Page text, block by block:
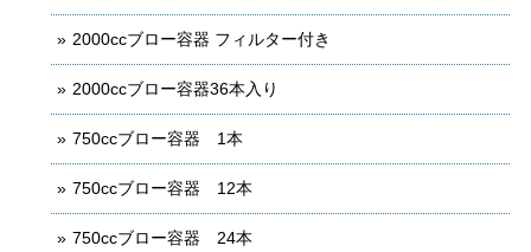
2000ccブロー容器 フィルター付き
2000ccブロー容器36本入り
750ccブロー容器 1本
750ccブロー容器 12本
750ccブロー容器 24本